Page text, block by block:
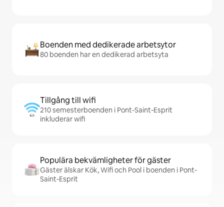
Boenden med dedikerade arbetsytor
80 boenden har en dedikerad arbetsyta
Tillgång till wifi
210 semesterboenden i Pont-Saint-Esprit
inkluderar wifi
Populära bekvämligheter för gäster
Gäster älskar Kök, Wifi och Pool i boenden i Pont-
Saint-Esprit